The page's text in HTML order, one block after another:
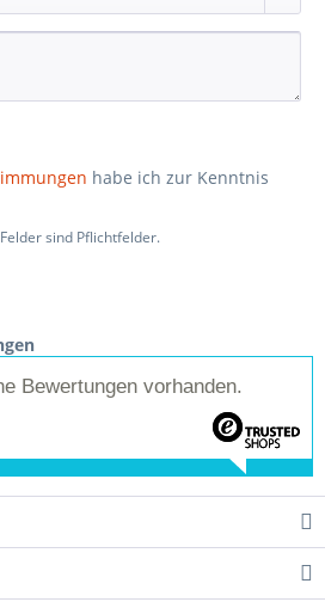
habe ich zur Kenntnis
sind Pflichtfelder.
Bewertungen vorhanden.